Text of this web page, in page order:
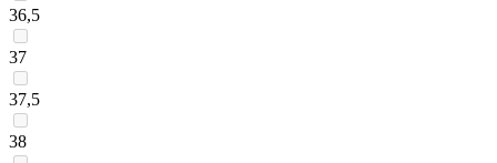
36,5
37
37,5
38